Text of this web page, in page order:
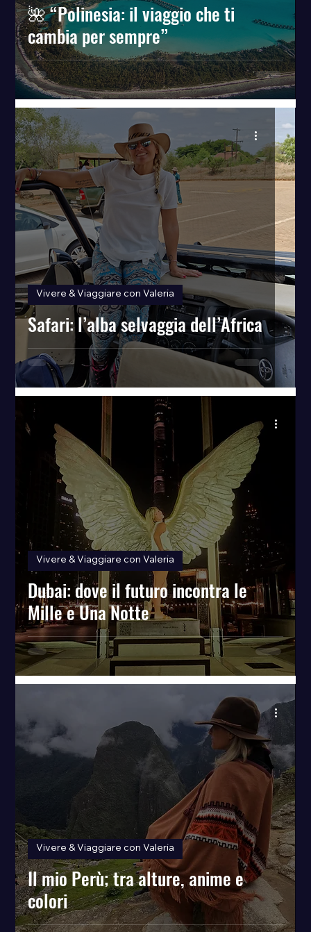
🌺 “Polinesia: il viaggio che ti
cambia per sempre”
Safari: l’alba selvaggia dell’Africa
Vivere & Viaggiare con Valeria
Dubai: dove il futuro incontra le
Mille e Una Notte
Vivere & Viaggiare con Valeria
Il mio Perù; tra alture, anime e
colori
Vivere & Viaggiare con Valeria